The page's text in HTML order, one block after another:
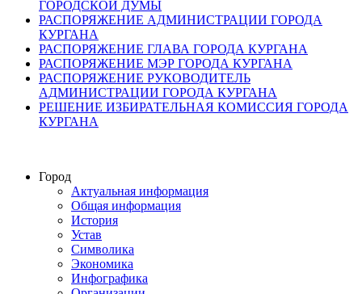
ГОРОДСКОЙ ДУМЫ
РАСПОРЯЖЕНИЕ АДМИНИСТРАЦИИ ГОРОДА
КУРГАНА
РАСПОРЯЖЕНИЕ ГЛАВА ГОРОДА КУРГАНА
РАСПОРЯЖЕНИЕ МЭР ГОРОДА КУРГАНА
РАСПОРЯЖЕНИЕ РУКОВОДИТЕЛЬ
АДМИНИСТРАЦИИ ГОРОДА КУРГАНА
РЕШЕНИЕ ИЗБИРАТЕЛЬНАЯ КОМИССИЯ ГОРОДА
КУРГАНА
Город
Актуальная информация
Общая информация
История
Устав
Символика
Экономика
Инфографика